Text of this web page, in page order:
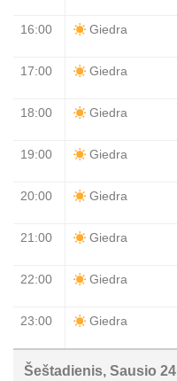
16:00 Giedra
17:00 Giedra
18:00 Giedra
19:00 Giedra
20:00 Giedra
21:00 Giedra
22:00 Giedra
23:00 Giedra
Šeštadienis, Sausio 24